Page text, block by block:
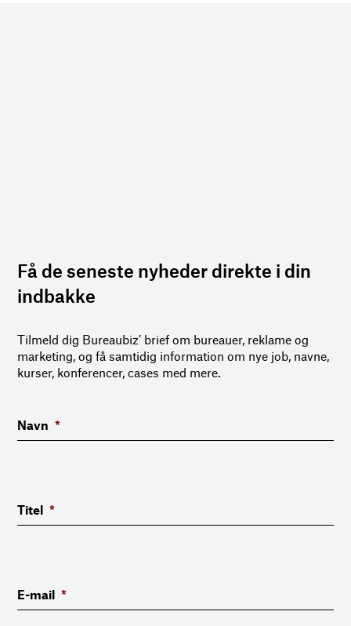
Få de seneste nyheder direkte i din
indbakke
Tilmeld dig Bureaubiz’ brief om bureauer, reklame og
marketing, og få samtidig information om nye job, navne,
kurser, konferencer, cases med mere.
Navn *
Titel *
E-mail *